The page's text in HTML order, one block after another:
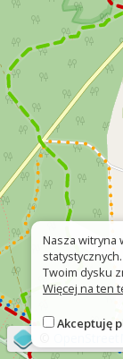
Nasza witryna
Twoim dysku
Więcej na ten
Akceptuję